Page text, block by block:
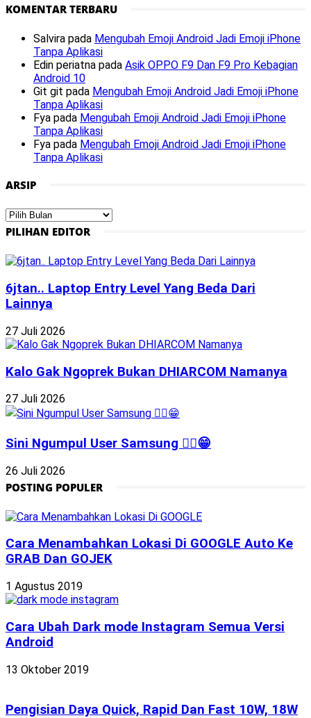
KOMENTAR TERBARU
Salvira pada Mengubah Emoji Android Jadi Emoji iPhone
Tanpa Aplikasi
Edin periatna pada Asik OPPO F9 Dan F9 Pro Kebagian
Android 10
Git git pada Mengubah Emoji Android Jadi Emoji iPhone
Tanpa Aplikasi
Fya pada Mengubah Emoji Android Jadi Emoji iPhone
Tanpa Aplikasi
Fya pada Mengubah Emoji Android Jadi Emoji iPhone
Tanpa Aplikasi
ARSIP
Arsip
PILIHAN EDITOR
6jtan.. Laptop Entry Level Yang Beda Dari
Lainnya
27 Juli 2026
Kalo Gak Ngoprek Bukan DHIARCOM Namanya
27 Juli 2026
Sini Ngumpul User Samsung ☝🏻😁
26 Juli 2026
POSTING POPULER
Cara Menambahkan Lokasi Di GOOGLE Auto Ke
GRAB Dan GOJEK
1 Agustus 2019
Cara Ubah Dark mode Instagram Semua Versi
Android
13 Oktober 2019
Pengisian Daya Quick, Rapid Dan Fast 10W, 18W